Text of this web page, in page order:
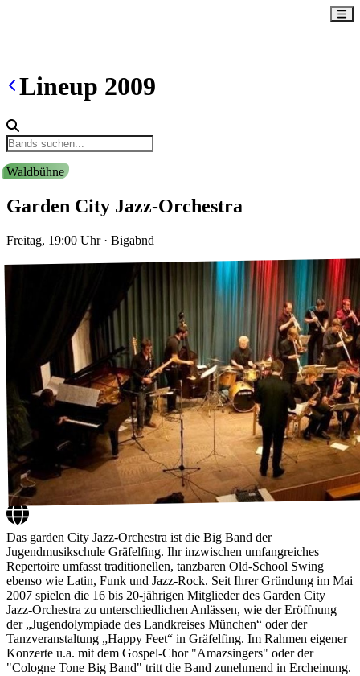
Lineup 2009
Waldbühne
Garden City Jazz-Orchestra
Freitag, 19:00 Uhr· Bigabnd
Das garden City Jazz-Orchestra ist die Big Band der
Jugendmusikschule Gräfelfing. Ihr inzwischen umfangreiches
Repertoire umfasst traditionellen, tanzbaren Old-School Swing
ebenso wie Latin, Funk und Jazz-Rock. Seit Ihrer Gründung im Mai
2007 spielen die 16 bis 20-jährigen Mitglieder des Garden City
Jazz-Orchestra zu unterschiedlichen Anlässen, wie der Eröffnung
der „Jugendolympiade des Landkreises München“ oder der
Tanzveranstaltung „Happy Feet“ in Gräfelfing. Im Rahmen eigener
Konzerte u.a. mit dem Gospel-Chor "Amazsingers" oder der
"Cologne Tone Big Band" tritt die Band zunehmend in Ercheinung.